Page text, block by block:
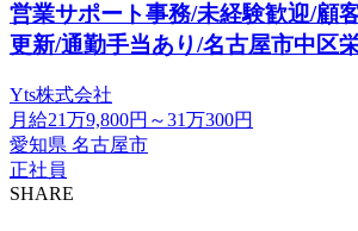
営業サポート事務/未経験歓迎/顧
更新/通勤手当あり/名古屋市中区
Yts株式会社
月給21万9,800円～31万300円
愛知県 名古屋市
正社員
SHARE